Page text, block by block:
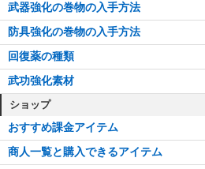
武器強化の巻物の入手方法
防具強化の巻物の入手方法
回復薬の種類
武功強化素材
ショップ
おすすめ課金アイテム
商人一覧と購入できるアイテム